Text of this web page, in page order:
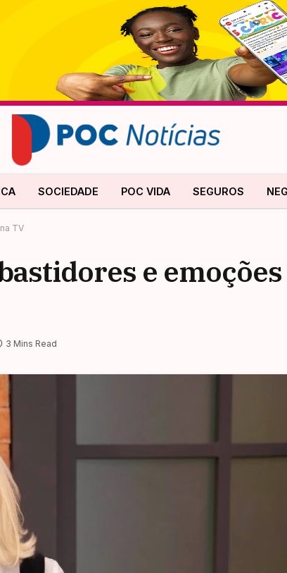
SOCIEDADE POC VIDA SEGUROS
TV
e
3 Mins Read